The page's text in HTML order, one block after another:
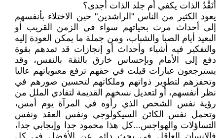
أنَقْدُ الذات يكفي أم جلد الذات أجدى؟
يعود الكثير من الناس "الراشدين" حين الاختلاء بأنفسهم
إلى أحداث مرت بحياتهم سواء في الزمن القريب أو
البعيد أيام الصبا والشباب، ومن جملة ما يمكن العودة إليه
والتفكير فيه أشياء وأحداث أو إنجازات قد تمدهم بقوة
دفع إلى الأمام وبإحساس خارق بالثقة بالنفس، وقد
يسترجعون عبارات قيلت في حقهم ترفع معنوياتهم عاليا
وتحفزهم لتطوير ذواتهم وملكاتهم لتحسين صورهم في
نظر أنفسهم، أو لتعديل نسخهم القديمة لتفادي الملل من
رؤية نفس الشخص الذي رأوه في المرآة يوم أمس،
وتحمل نفس الكائن السيكولوجي ونفس العقد ونفس
التساؤلات والهواجس...كل هذا محمود جدا وإيجابي جدا،